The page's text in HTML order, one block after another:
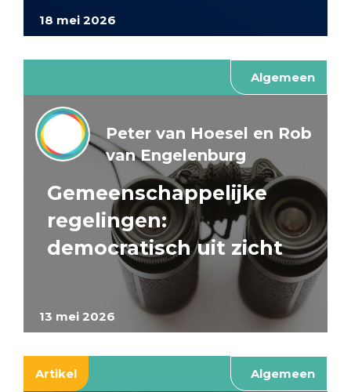
18 mei 2026
Algemeen
13 mei 2026
Peter van Hoesel en Rob
van Engelenburg
Gemeenschappelijke
regelingen:
democratisch uit zicht
Artikel Algemeen